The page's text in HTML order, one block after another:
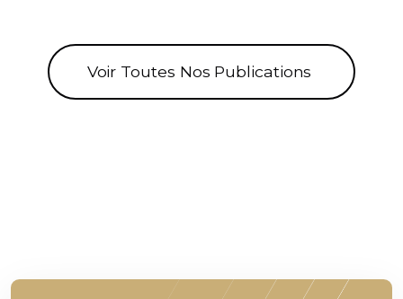
Voir Toutes Nos Publications